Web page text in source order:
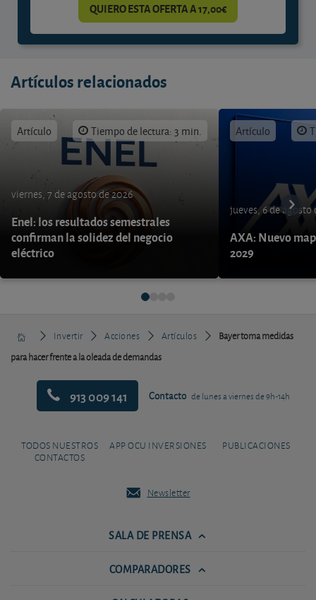
QUIERO ESTA OFERTA A 17,00€
Artículos relacionados
Artículo Tiempo de lectura: 3 min.
viernes, 7 de agosto de 2026
Enel: los resultados semestrales
confirman la solidez del negocio
eléctrico
Artículo
jueves, 6 de agosto
AXA: Nuevo
2029
Invertir Acciones Artículos
Bayer toma medidas
para hacer frente a la oleada de demandas
913 009 141 Contacto de lunes a viernes de 9h-14h
TODOS NUESTROS
CONTACTOS
APP OCU INVERSIONES PUBLICACIONES
Newsletter
SALA DE PRENSA
COMPARADORES